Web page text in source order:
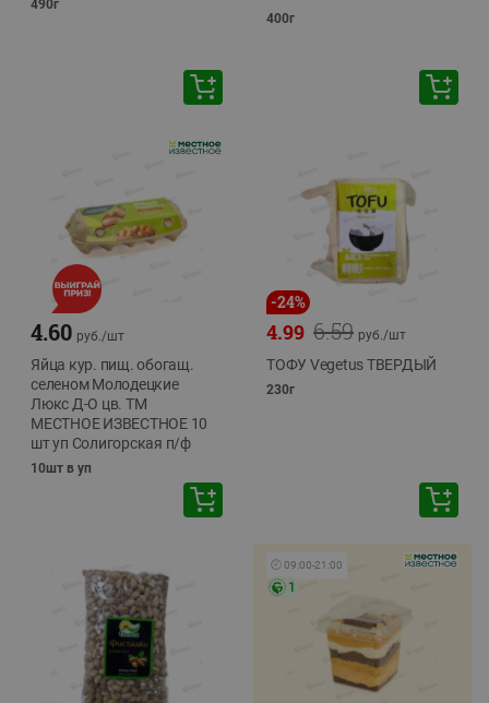
490г
400г
4.60 руб./шт
Яйца кур. пищ. обогащ.
селеном Молодецкие
Люкс Д-О цв. ТМ
МЕСТНОЕ ИЗВЕСТНОЕ 10
шт уп Солигорская п/ф
10шт в уп
-24%
6.59
4.99 руб./шт
ТОФУ Vegetus ТВЕРДЫЙ
230г
🕘 09:00-21:00
1